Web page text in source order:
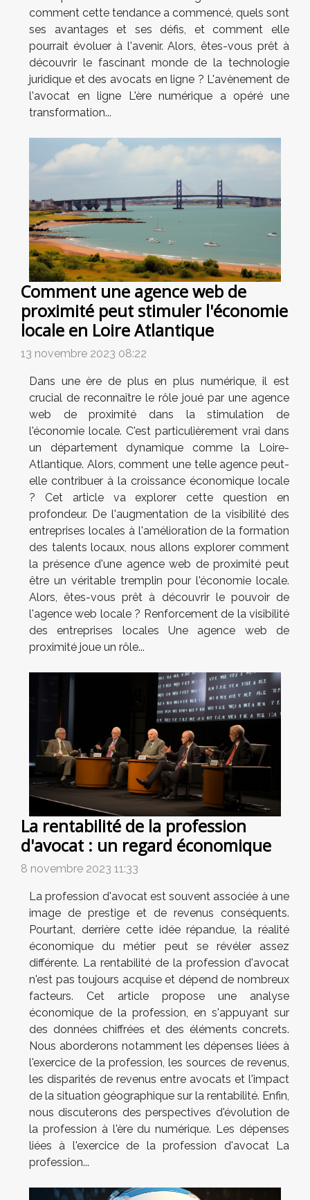
comment cette tendance a commencé, quels sont
ses avantages et ses défis, et comment elle
pourrait évoluer à l'avenir. Alors, êtes-vous prêt à
découvrir le fascinant monde de la technologie
juridique et des avocats en ligne ? L'avènement de
l'avocat en ligne L'ère numérique a opéré une
transformation...
Comment une agence web de
proximité peut stimuler l'économie
locale en Loire Atlantique
13 novembre 2023 08:22
Dans une ère de plus en plus numérique, il est
crucial de reconnaître le rôle joué par une agence
web de proximité dans la stimulation de
l'économie locale. C'est particulièrement vrai dans
un département dynamique comme la Loire-
Atlantique. Alors, comment une telle agence peut-
elle contribuer à la croissance économique locale
? Cet article va explorer cette question en
profondeur. De l'augmentation de la visibilité des
entreprises locales à l'amélioration de la formation
des talents locaux, nous allons explorer comment
la présence d'une agence web de proximité peut
être un véritable tremplin pour l'économie locale.
Alors, êtes-vous prêt à découvrir le pouvoir de
l'agence web locale ? Renforcement de la visibilité
des entreprises locales Une agence web de
proximité joue un rôle...
La rentabilité de la profession
d'avocat : un regard économique
8 novembre 2023 11:33
La profession d'avocat est souvent associée à une
image de prestige et de revenus conséquents.
Pourtant, derrière cette idée répandue, la réalité
économique du métier peut se révéler assez
différente. La rentabilité de la profession d'avocat
n'est pas toujours acquise et dépend de nombreux
facteurs. Cet article propose une analyse
économique de la profession, en s'appuyant sur
des données chiffrées et des éléments concrets.
Nous aborderons notamment les dépenses liées à
l'exercice de la profession, les sources de revenus,
les disparités de revenus entre avocats et l'impact
de la situation géographique sur la rentabilité. Enfin,
nous discuterons des perspectives d'évolution de
la profession à l'ère du numérique. Les dépenses
liées à l'exercice de la profession d'avocat La
profession...